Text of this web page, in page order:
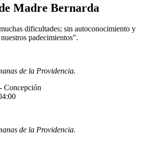
Madre Bernarda
dificultades; sin autoconocimiento y
padecimientos".
de la Providencia.
Concepción
de la Providencia.